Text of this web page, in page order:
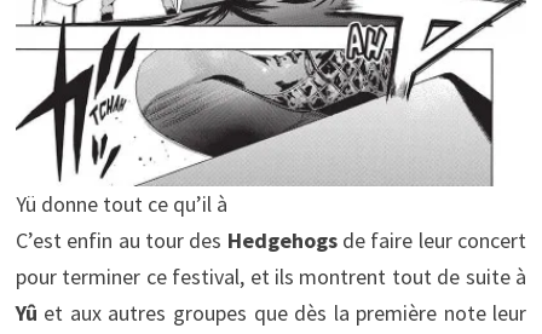
Yü donne tout ce qu’il à
C’est enfin au tour des Hedgehogs de faire leur concert
pour terminer ce festival, et ils montrent tout de suite à
Yû et aux autres groupes que dès la première note leur